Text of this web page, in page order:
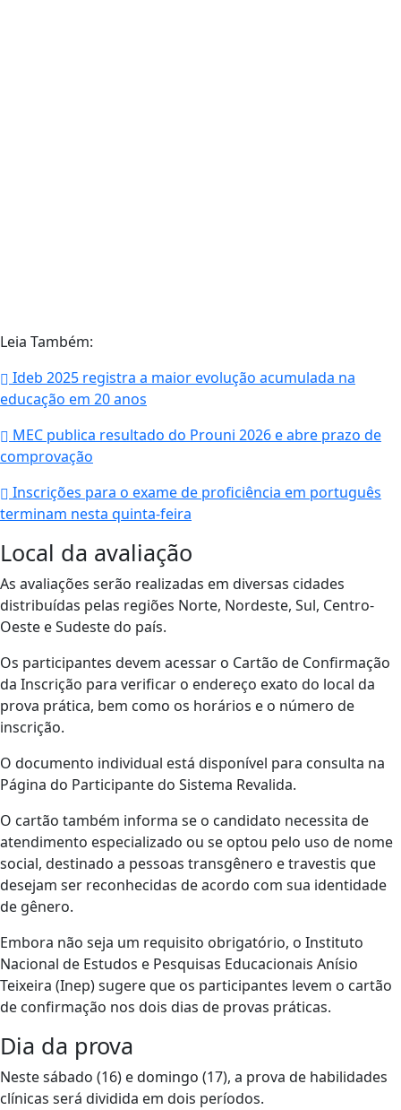
Leia Também:
Ideb 2025 registra a maior evolução acumulada na
educação em 20 anos
MEC publica resultado do Prouni 2026 e abre prazo de
comprovação
Inscrições para o exame de proficiência em português
terminam nesta quinta-feira
Local da avaliação
As avaliações serão realizadas em diversas cidades
distribuídas pelas regiões Norte, Nordeste, Sul, Centro-
Oeste e Sudeste do país.
Os participantes devem acessar o Cartão de Confirmação
da Inscrição para verificar o endereço exato do local da
prova prática, bem como os horários e o número de
inscrição.
O documento individual está disponível para consulta na
Página do Participante do Sistema Revalida.
O cartão também informa se o candidato necessita de
atendimento especializado ou se optou pelo uso de nome
social, destinado a pessoas transgênero e travestis que
desejam ser reconhecidas de acordo com sua identidade
de gênero.
Embora não seja um requisito obrigatório, o Instituto
Nacional de Estudos e Pesquisas Educacionais Anísio
Teixeira (Inep) sugere que os participantes levem o cartão
de confirmação nos dois dias de provas práticas.
Dia da prova
Neste sábado (16) e domingo (17), a prova de habilidades
clínicas será dividida em dois períodos.